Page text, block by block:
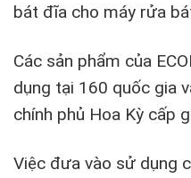
bát đĩa cho máy rửa
Các sản phẩm của
dụng tại 160 quốc gia
chính phủ Hoa Kỳ cấp
Việc đưa vào sử dụng